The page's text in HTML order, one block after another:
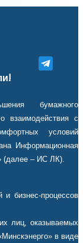
бумажного
взаимодействия с
условий
Информационная
(далее – ИС ЛК).
бизнес-процессов
лиц, оказываемых
в виде